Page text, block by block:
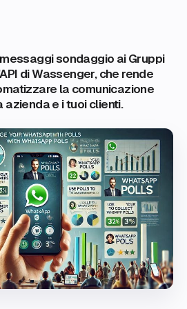
sondaggio ai Gruppi
di Wassenger, che rende
la comunicazione
e i tuoi clienti.